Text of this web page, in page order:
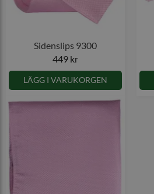
Sidenslips 9300
449 kr
LÄGG I VARUKORGEN